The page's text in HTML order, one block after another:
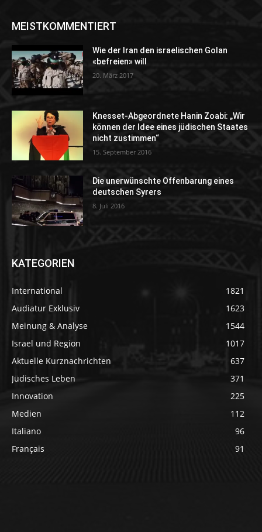
MEISTKOMMENTIERT
Wie der Iran den israelischen Golan
«befreien» will
20. März 2017
Knesset-Abgeordnete Hanin Zoabi: „Wir
können der Idee eines jüdischen Staates
nicht zustimmen“
15. September 2016
Die unerwünschte Offenbarung eines
deutschen Syrers
8. Juli 2016
KATEGORIEN
International
1821
Audiatur Exklusiv
1623
Meinung & Analyse
1544
Israel und Region
1017
Aktuelle Kurznachrichten
637
Jüdisches Leben
371
Innovation
225
Medien
112
Italiano
96
Français
91